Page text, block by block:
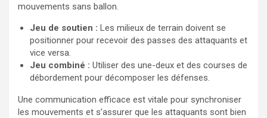
mouvements sans ballon.
Jeu de soutien : Les milieux de terrain doivent se
positionner pour recevoir des passes des attaquants et
vice versa.
Jeu combiné : Utiliser des une-deux et des courses de
débordement pour décomposer les défenses.
Une communication efficace est vitale pour synchroniser
les mouvements et s’assurer que les attaquants sont bien